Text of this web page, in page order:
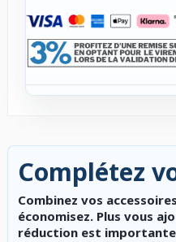
Complétez
Combinez vos
économisez. Plus vous
réduction est